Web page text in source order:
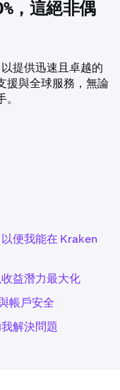
，這絕非偶
提供迅速且卓越的
援與全球服務，無論
便我能在 Kraken
益潛力最大化
帳戶安全
解決問題